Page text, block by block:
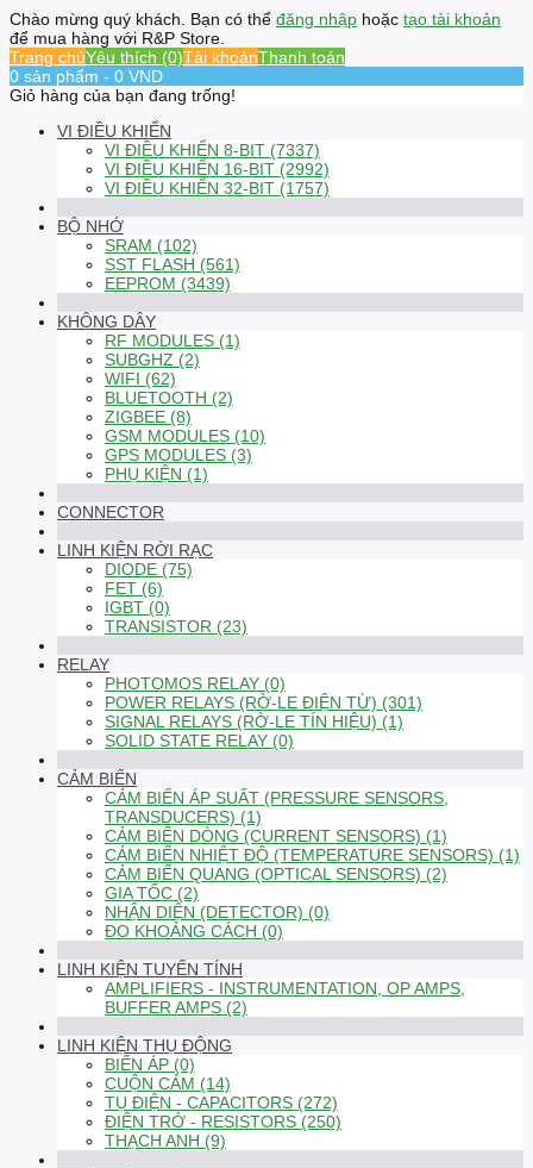
Chào mừng quý khách. Bạn có thể đăng nhập hoặc tạo tài khoản
để mua hàng với R&P Store.
Trang chủYêu thích (0)Tài khoảnThanh toán
0 sản phẩm - 0 VND
Giỏ hàng của bạn đang trống!
VI ĐIỀU KHIỂN
VI ĐIỀU KHIỂN 8-BIT (7337)
VI ĐIỀU KHIỂN 16-BIT (2992)
VI ĐIỀU KHIỂN 32-BIT (1757)
BỘ NHỚ
SRAM (102)
SST FLASH (561)
EEPROM (3439)
KHÔNG DÂY
RF MODULES (1)
SUBGHZ (2)
WIFI (62)
BLUETOOTH (2)
ZIGBEE (8)
GSM MODULES (10)
GPS MODULES (3)
PHỤ KIỆN (1)
CONNECTOR
LINH KIỆN RỜI RẠC
DIODE (75)
FET (6)
IGBT (0)
TRANSISTOR (23)
RELAY
PHOTOMOS RELAY (0)
POWER RELAYS (RỜ-LE ĐIỆN TỪ) (301)
SIGNAL RELAYS (RỜ-LE TÍN HIỆU) (1)
SOLID STATE RELAY (0)
CẢM BIẾN
CẢM BIẾN ÁP SUẤT (PRESSURE SENSORS,
TRANSDUCERS) (1)
CẢM BIẾN DÒNG (CURRENT SENSORS) (1)
CẢM BIẾN NHIỆT ĐỘ (TEMPERATURE SENSORS) (1)
CẢM BIẾN QUANG (OPTICAL SENSORS) (2)
GIA TỐC (2)
NHẬN DIỆN (DETECTOR) (0)
ĐO KHOẢNG CÁCH (0)
LINH KIỆN TUYẾN TÍNH
AMPLIFIERS - INSTRUMENTATION, OP AMPS,
BUFFER AMPS (2)
LINH KIỆN THỤ ĐỘNG
BIẾN ÁP (0)
CUỘN CẢM (14)
TỤ ĐIỆN - CAPACITORS (272)
ĐIỆN TRỞ - RESISTORS (250)
THẠCH ANH (9)